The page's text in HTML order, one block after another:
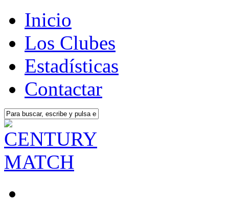
Inicio
Los Clubes
Estadísticas
Contactar